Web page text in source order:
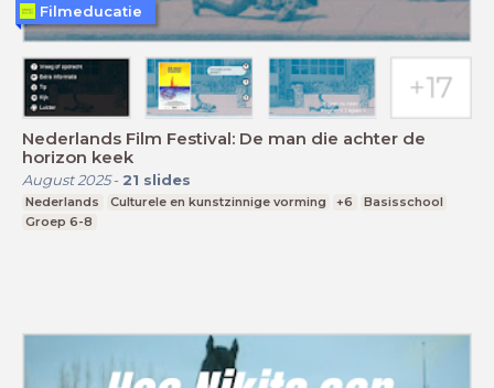
Nederlands Film Festival: De man die achter de
horizon keek
August 2025- 21 slides
Nederlands Culturele en kunstzinnige vorming +6
Basisschool
Groep 6-8
Filmeducatie